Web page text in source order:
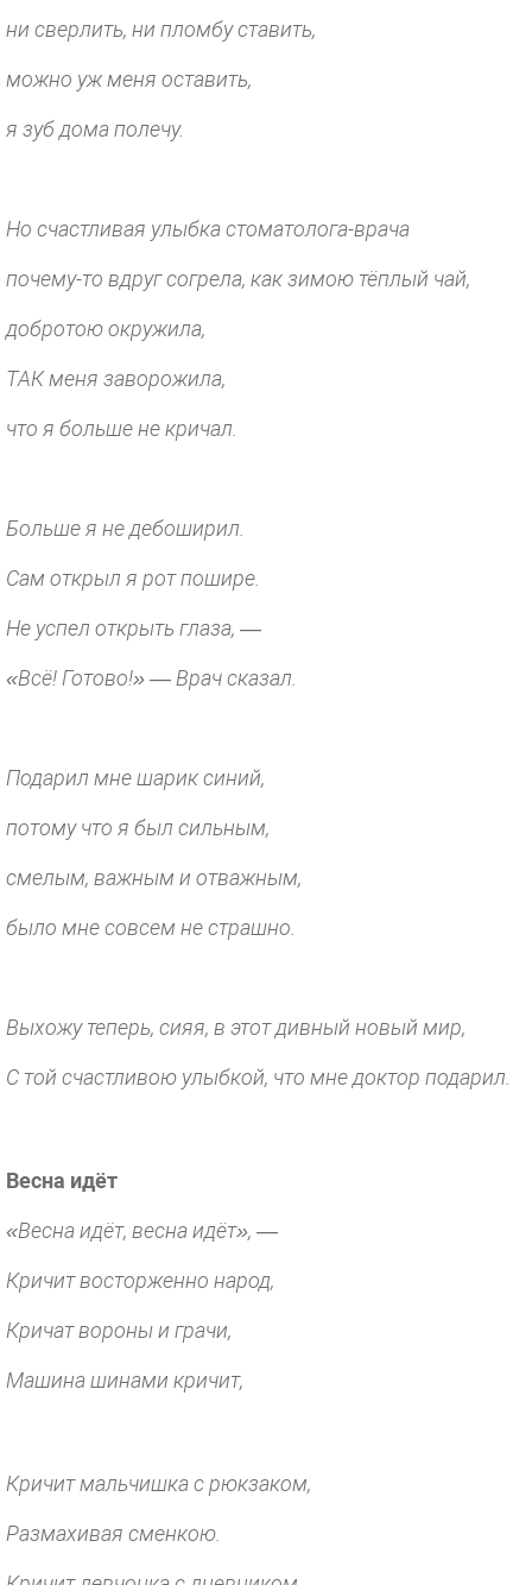
ни сверлить, ни пломбу ставить,
можно уж меня оставить,
я зуб дома полечу.
Но счастливая улыбка стоматолога-врача
почему-то вдруг согрела, как зимою тёплый чай,
добротою окружила,
ТАК меня заворожила,
что я больше не кричал.
Больше я не дебоширил.
Сам открыл я рот пошире.
Не успел открыть глаза, —
«Всё! Готово!» — Врач сказал.
Подарил мне шарик синий,
потому что я был сильным,
смелым, важным и отважным,
было мне совсем не страшно.
Выхожу теперь, сияя, в этот дивный новый мир,
С той счастливою улыбкой, что мне доктор подарил.
Весна идёт
«Весна идёт, весна идёт», —
Кричит восторженно народ,
Кричат вороны и грачи,
Машина шинами кричит,
Кричит мальчишка с рюкзаком,
Размахивая сменкою.